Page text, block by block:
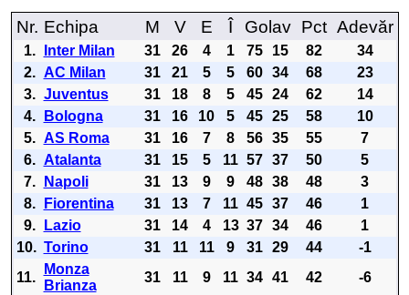
Nr. Echipa M V E Î Golav Pct Adevăr
1. Inter Milan 31 26 4 1 75 15 82
34
2. AC Milan 31 21 5 5 60 34 68
23
3. Juventus 31 18 8 5 45 24 62
14
4.
Bologna 31 16 10 5 45 25 58
10
5. AS Roma 31 16 7 8 56 35 55
7
6. Atalanta 31 15 5 11 57 37 50
5
7.
Napoli 31 13 9 9 48 38 48
3
8.
Fiorentina 31 13 7 11 45 37 46
1
9.
Lazio 31 14 4 13 37 34 46
1
10. Torino 31 11 11 9 31 29 44
-1
11.
Monza
Brianza
31 11 9 11 34 41 42
-6